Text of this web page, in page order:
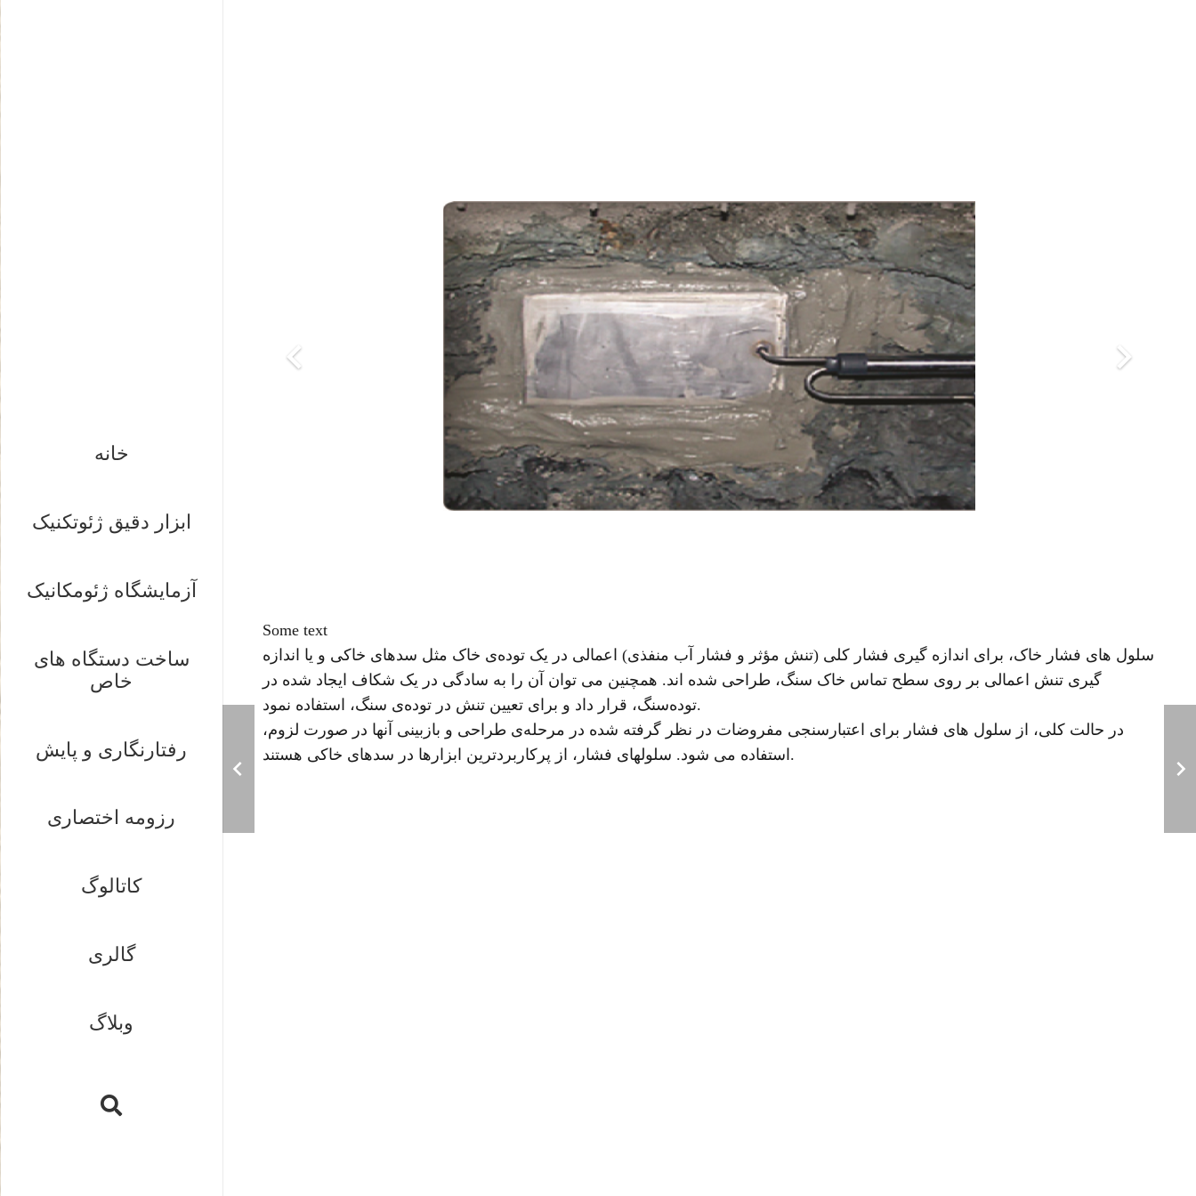
خانه
ابزار دقیق ژئوتکنیک
آزمایشگاه ژئومکانیک
ساخت دستگاه های
خاص
رفتارنگاری و پایش
رزومه اختصاری
کاتالوگ
گالری
وبلاگ
Some text
سلول های فشار خاک، برای اندازه گيری فشار کلی (تنش مؤثر و فشار آب منفذی) اعمالی در يک توده‌ی خاک مثل سدهای خاکی و يا اندازه
گيری تنش اعمالی بر روی سطح تماس خاک سنگ، طراحی شده اند. همچنين می توان آن را به سادگی در يک شکاف ايجاد شده در
توده‌سنگ، قرار داد و برای تعيين تنش در توده‌ی سنگ، استفاده نمود.
در حالت کلی، از سلول های فشار برای اعتبارسنجی مفروضات در نظر گرفته شده در مرحله‌ی طراحی و بازبينی آنها در صورت لزوم،
استفاده می شود. سلولهای فشار، از پرکاربردترين ابزارها در سدهای خاکی هستند.